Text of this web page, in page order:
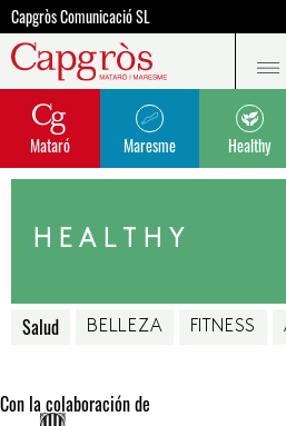
Capgròs Comunicació SL
Mataró Maresme Healthy
HEALTHY
Salud BELLEZA FITNESS
Con la colaboración de